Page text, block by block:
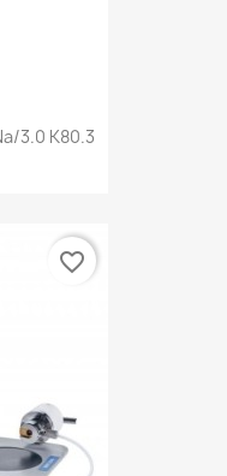
3.0 K80.3
favorite_border